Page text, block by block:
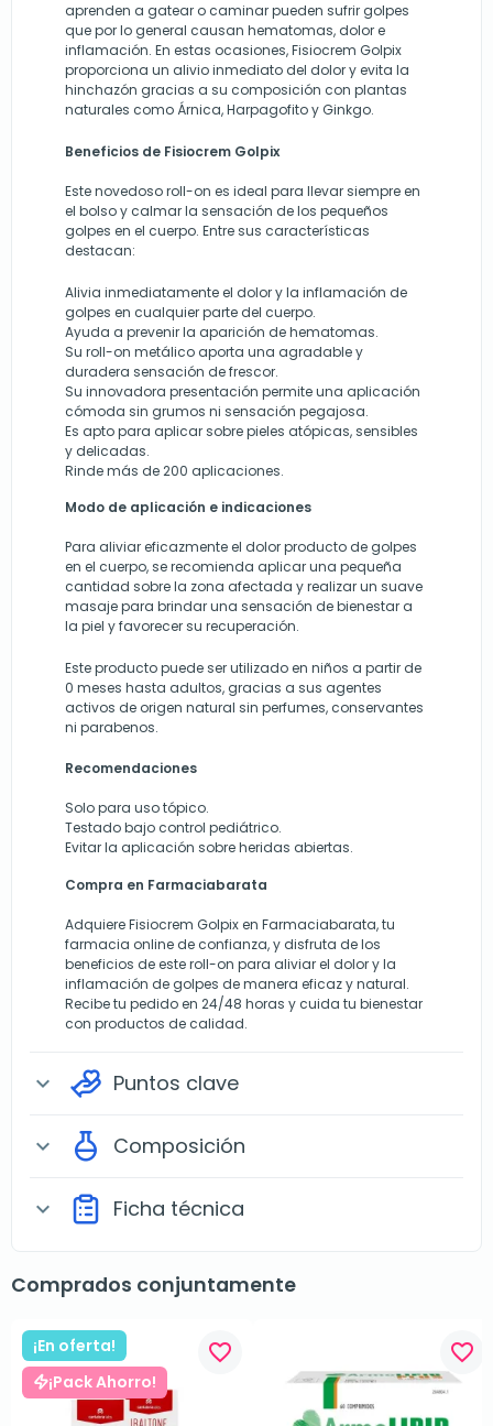
aprenden a gatear o caminar pueden sufrir golpes
que por lo general causan hematomas, dolor e
inflamación. En estas ocasiones, Fisiocrem Golpix
proporciona un alivio inmediato del dolor y evita la
hinchazón gracias a su composición con plantas
naturales como Árnica, Harpagofito y Ginkgo.
Beneficios de Fisiocrem Golpix
Este novedoso roll-on es ideal para llevar siempre en
el bolso y calmar la sensación de los pequeños
golpes en el cuerpo. Entre sus características
destacan:
Alivia inmediatamente el dolor y la inflamación de
golpes en cualquier parte del cuerpo.
Ayuda a prevenir la aparición de hematomas.
Su roll-on metálico aporta una agradable y
duradera sensación de frescor.
Su innovadora presentación permite una aplicación
cómoda sin grumos ni sensación pegajosa.
Es apto para aplicar sobre pieles atópicas, sensibles
y delicadas.
Rinde más de 200 aplicaciones.
Modo de aplicación e indicaciones
Para aliviar eficazmente el dolor producto de golpes
en el cuerpo, se recomienda aplicar una pequeña
cantidad sobre la zona afectada y realizar un suave
masaje para brindar una sensación de bienestar a
la piel y favorecer su recuperación.
Este producto puede ser utilizado en niños a partir de
0 meses hasta adultos, gracias a sus agentes
activos de origen natural sin perfumes, conservantes
ni parabenos.
Recomendaciones
Solo para uso tópico.
Testado bajo control pediátrico.
Evitar la aplicación sobre heridas abiertas.
Compra en Farmaciabarata
Adquiere Fisiocrem Golpix en Farmaciabarata, tu
farmacia online de confianza, y disfruta de los
beneficios de este roll-on para aliviar el dolor y la
inflamación de golpes de manera eficaz y natural.
Recibe tu pedido en 24/48 horas y cuida tu bienestar
con productos de calidad.
expand_more Puntos clave
expand_more Composición
expand_more Ficha técnica
Comprados conjuntamente
¡En oferta!
¡Pack Ahorro!
favorite_border favorite_border